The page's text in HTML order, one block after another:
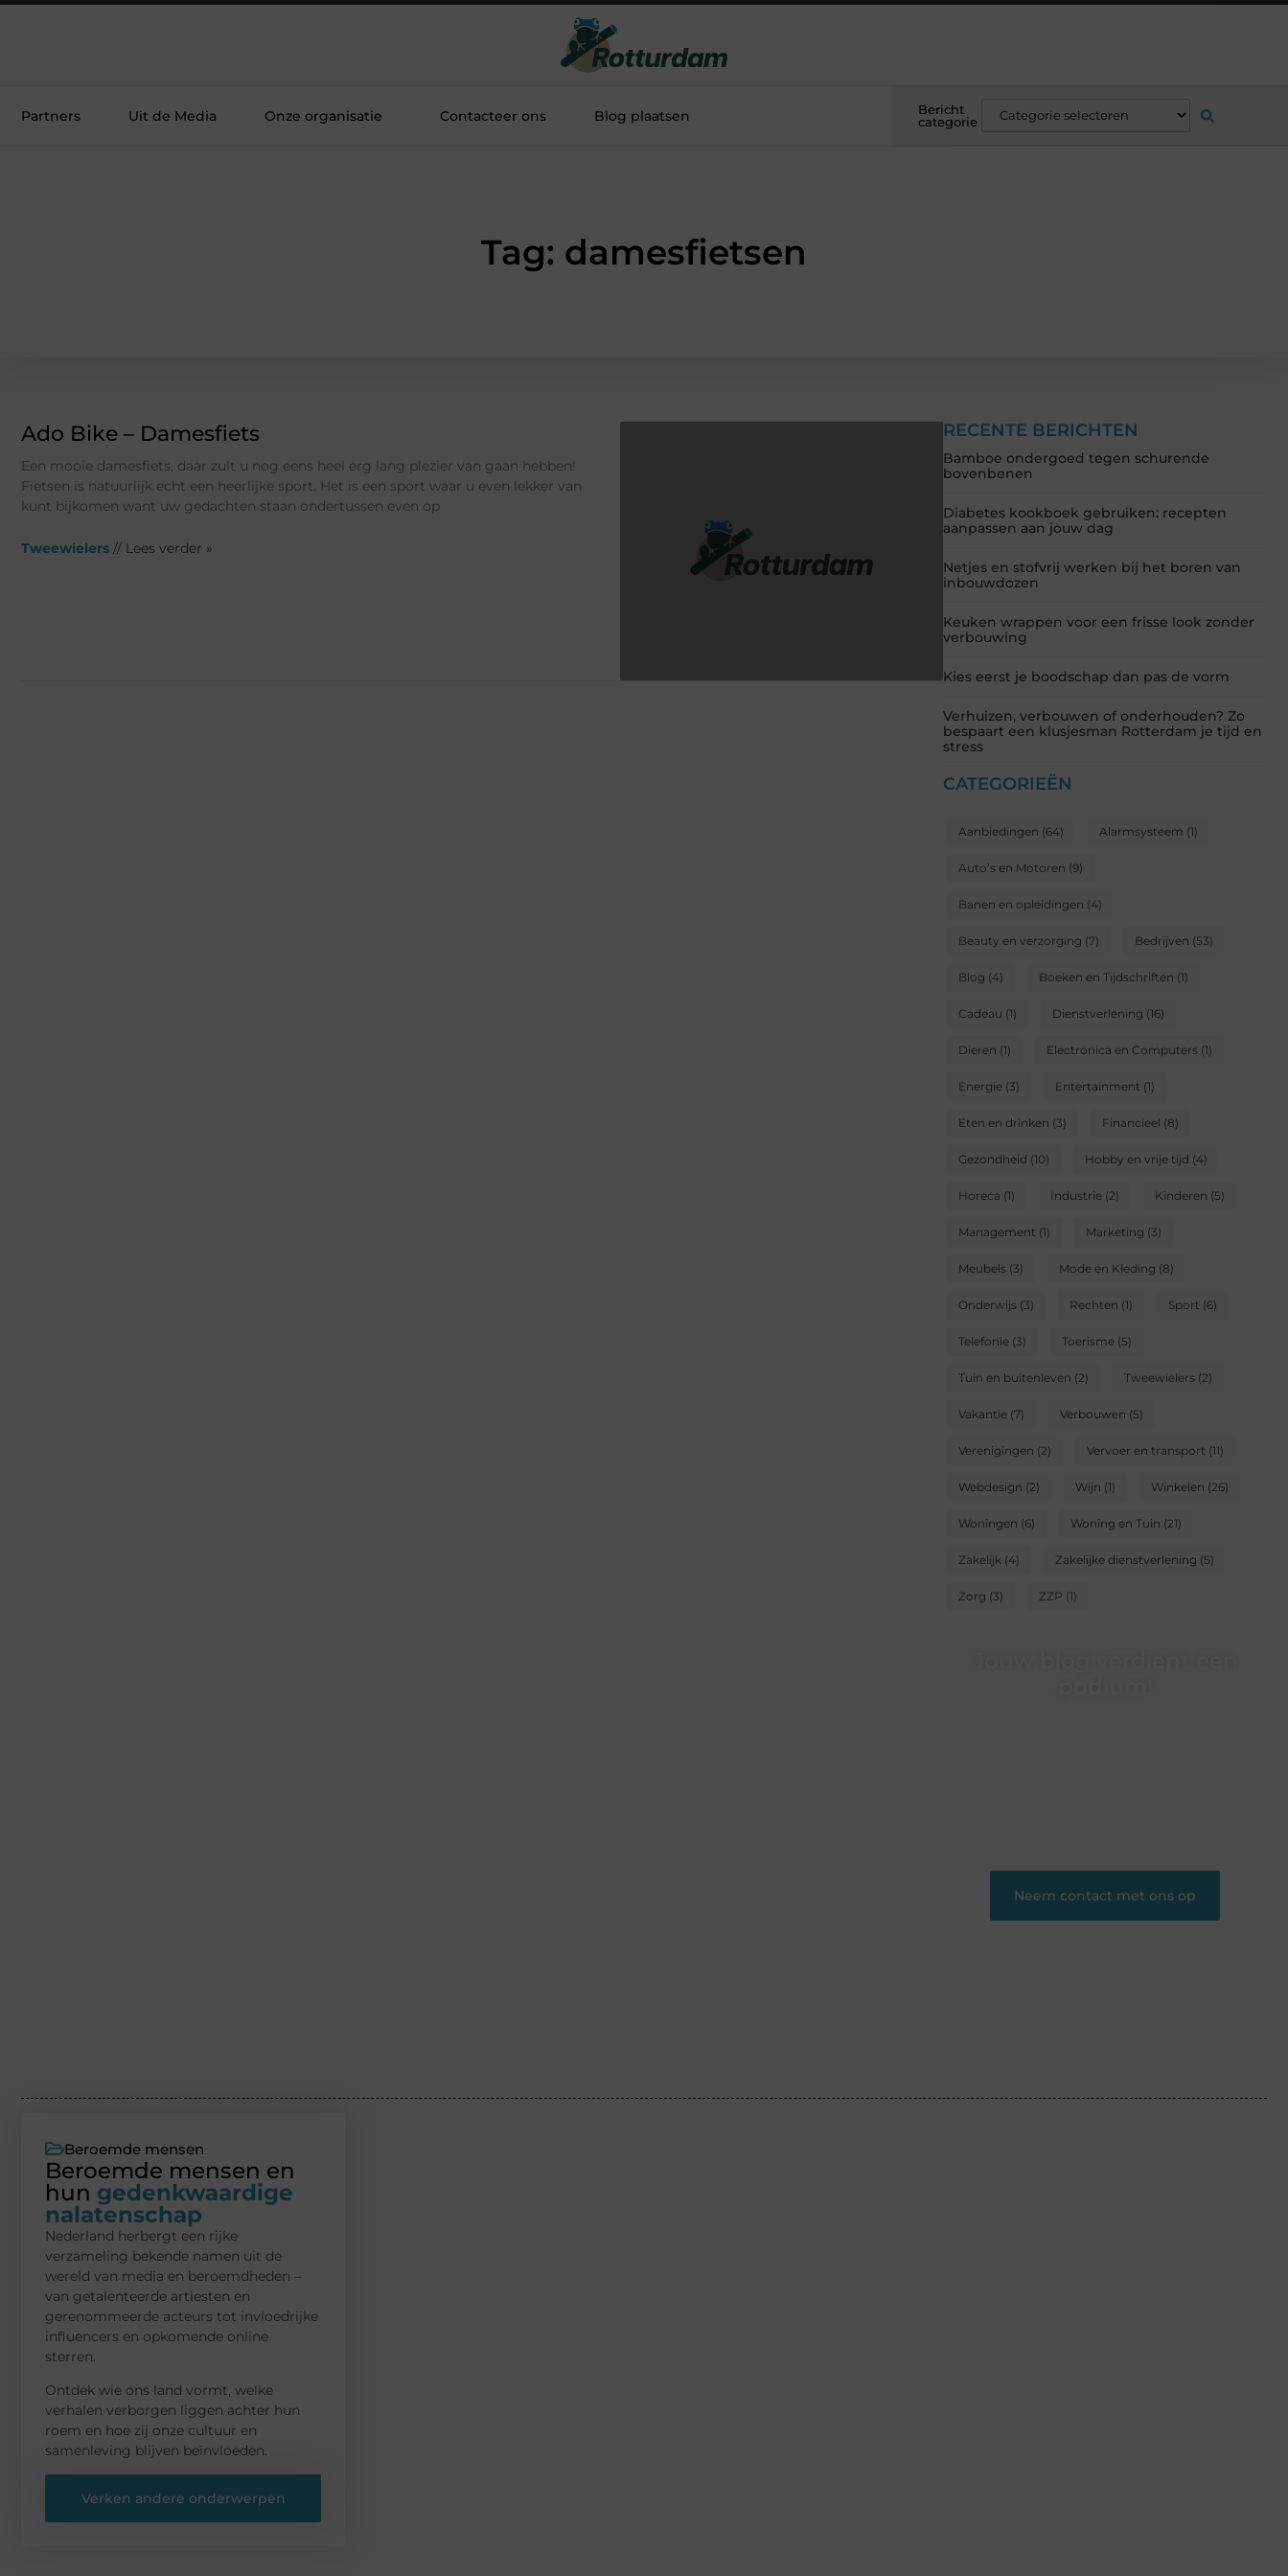
Partners Uit de Media Onze organisatie Contacteer ons Blog plaatsen
Bericht
categorie
Tag: damesfietsen
RECENTE BERICHTEN
Bamboe ondergoed tegen schurende
bovenbenen
Diabetes kookboek gebruiken: recepten
aanpassen aan jouw dag
Netjes en stofvrij werken bij het boren van
inbouwdozen
Keuken wrappen voor een frisse look zonder
verbouwing
Kies eerst je boodschap dan pas de vorm
Verhuizen, verbouwen of onderhouden? Zo
bespaart een klusjesman Rotterdam je tijd en
stress
CATEGORIEËN
Aanbiedingen (64) Alarmsysteem (1)
Auto’s en Motoren (9)
Banen en opleidingen (4)
Beauty en verzorging (7) Bedrijven (53)
Blog (4) Boeken en Tijdschriften (1)
Cadeau (1) Dienstverlening (16)
Dieren (1) Electronica en Computers (1)
Energie (3) Entertainment (1)
Eten en drinken (3) Financieel (8)
Gezondheid (10) Hobby en vrije tijd (4)
Horeca (1) Industrie (2) Kinderen (5)
Management (1) Marketing (3)
Meubels (3) Mode en Kleding (8)
Onderwijs (3) Rechten (1) Sport (6)
Telefonie (3) Toerisme (5)
Tuin en buitenleven (2) Tweewielers (2)
Vakantie (7) Verbouwen (5)
Verenigingen (2) Vervoer en transport (11)
Webdesign (2) Wijn (1) Winkelen (26)
Woningen (6) Woning en Tuin (21)
Zakelijk (4) Zakelijke dienstverlening (5)
Zorg (3) ZZP (1)
Neem contact met ons op
Ado Bike – Damesfiets
Een mooie damesfiets, daar zult u nog eens heel erg lang plezier van gaan hebben!
Fietsen is natuurlijk echt een heerlijke sport. Het is een sport waar u even lekker van
kunt bijkomen want uw gedachten staan ondertussen even op
Tweewielers // Lees verder »
Beroemde mensen
Beroemde mensen en
hun gedenkwaardige
nalatenschap
Nederland herbergt een rijke
verzameling bekende namen uit de
wereld van media en beroemdheden –
van getalenteerde artiesten en
gerenommeerde acteurs tot invloedrijke
influencers en opkomende online
sterren.
Ontdek wie ons land vormt, welke
verhalen verborgen liggen achter hun
roem en hoe zij onze cultuur en
samenleving blijven beïnvloeden.
Verken andere onderwerpen